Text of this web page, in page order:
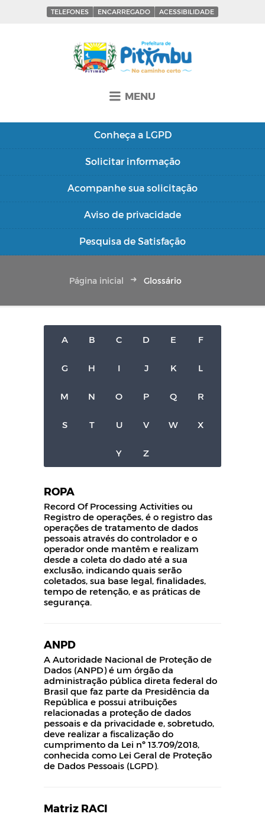
TELEFONES ENCARREGADO ACESSIBILIDADE
MENU
Conheça a LGPD
Solicitar informação
Acompanhe sua solicitação
Aviso de privacidade
Pesquisa de Satisfação
Página inicial Glossário
A B C D E F
G H I J K L
M N O P Q R
S T U V W X
Y Z
ROPA
Record Of Processing Activities ou
Registro de operações, é o registro das
operações de tratamento de dados
pessoais através do controlador e o
operador onde mantêm e realizam
desde a coleta do dado até a sua
exclusão, indicando quais serão
coletados, sua base legal, finalidades,
tempo de retenção, e as práticas de
segurança.
ANPD
A Autoridade Nacional de Proteção de
Dados (ANPD) é um órgão da
administração pública direta federal do
Brasil que faz parte da Presidência da
República e possui atribuições
relacionadas a proteção de dados
pessoais e da privacidade e, sobretudo,
deve realizar a fiscalização do
cumprimento da Lei nº 13.709/2018,
conhecida como Lei Geral de Proteção
de Dados Pessoais (LGPD).
Matriz RACI